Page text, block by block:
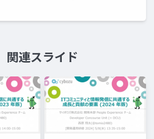
関連スライド